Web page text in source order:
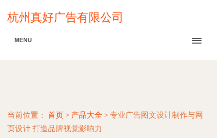
杭州真好广告有限公司
MENU
当前位置： 首页 > 产品大全 > 专业广告图文设计制作与网
页设计 打造品牌视觉影响力